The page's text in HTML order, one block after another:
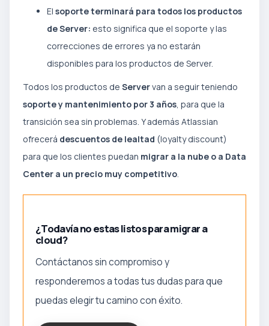
El soporte terminará para todos los productos
de Server: esto significa que el soporte y las
correcciones de errores ya no estarán
disponibles para los productos de Server.
Todos los productos de Servervan a seguir teniendo
soporte y mantenimiento por 3 años, para que la
transición sea sin problemas. Y además Atlassian
ofrecerá descuentos de lealtad (loyalty discount)
para que los clientes puedan migrar a la nube o a Data
Center a un precio muy competitivo.
¿Todavía no estas listos para migrar a
cloud?
Contáctanos sin compromiso y
responderemos a todas tus dudas para que
puedas elegir tu camino con éxito.